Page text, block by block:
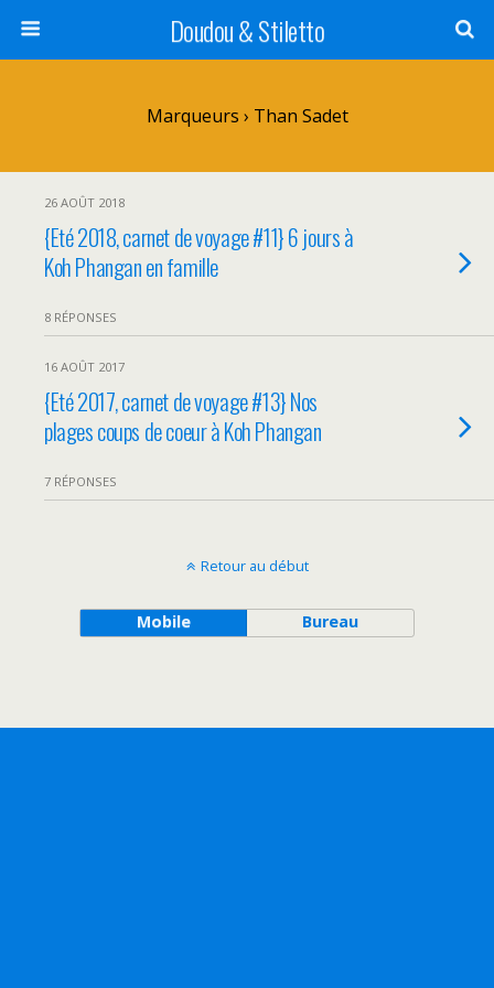
Doudou & Stiletto
Marqueurs › Than Sadet
26 AOÛT 2018
{Eté 2018, carnet de voyage #11} 6 jours à
Koh Phangan en famille
8 RÉPONSES
16 AOÛT 2017
{Eté 2017, carnet de voyage #13} Nos
plages coups de coeur à Koh Phangan
7 RÉPONSES
Retour au début
Mobile Bureau